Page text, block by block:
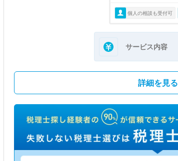
個人の相談も受付可
サービス内容
詳細を見る